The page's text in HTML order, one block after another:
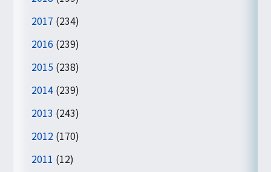
2017 (234)
2016 (239)
2015 (238)
2014 (239)
2013 (243)
2012 (170)
2011 (12)